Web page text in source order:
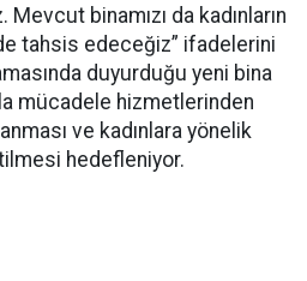
binamızı da kadınların
tahsis edeceğiz” ifadelerini
duyurduğu yeni bina
mücadele hizmetlerinden
ve kadınlara yönelik
hedefleniyor.